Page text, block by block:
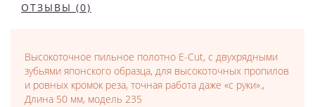
ОТЗЫВЫ (0)
Высокоточное пильное полотно E-Cut, с двухрядными
зубьями японского образца, для высокоточных пропилов
и ровных кромок реза, точная работа даже «с руки».,
Длина 50 мм, модель 235